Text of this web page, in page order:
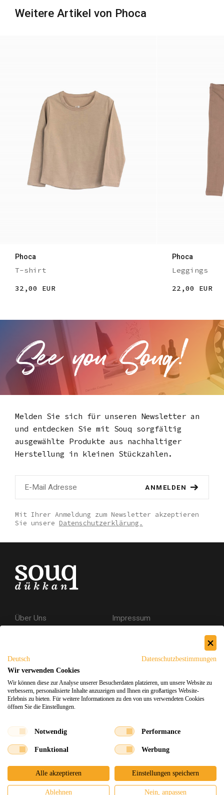
Weitere Artikel von Phoca
Phoca
T-shirt
32,00 EUR
Phoca
Leggings
22,00 EUR
Melden Sie sich für unseren Newsletter an
und entdecken Sie mit Souq sorgfältig
ausgewählte Produkte aus nachhaltiger
Herstellung in kleinen Stückzahlen.
ANMELDEN
Mit Ihrer Anmeldung zum Newsletter akzeptieren
Sie unsere Datenschutzerklärung.
Über Uns
Impressum
Sicheres Einkaufen
Souq Dukkan 2026 Designx Entwicklung
Deutsch
Datenschutzbestimmungen
Wir verwenden Cookies
Wir können diese zur Analyse unserer Besucherdaten platzieren, um unsere Website zu
verbessern, personalisierte Inhalte anzuzeigen und Ihnen ein großartiges Website-
Erlebnis zu bieten. Für weitere Informationen zu den von uns verwendeten Cookies
öffnen Sie die Einstellungen.
Notwendig Performance
Funktional Werbung
Alle akzeptieren Einstellungen speichern
Ablehnen Nein, anpassen